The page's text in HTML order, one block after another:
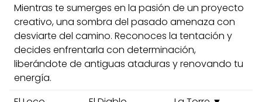
Mientras te sumerges en la pasión de un proyecto
creativo, una sombra del pasado amenaza con
desviarte del camino. Reconoces la tentación y
decides enfrentarla con determinación,
liberándote de antiguas ataduras y renovando tu
energía.